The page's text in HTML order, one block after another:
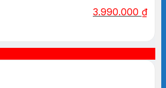
3.990.000 ₫